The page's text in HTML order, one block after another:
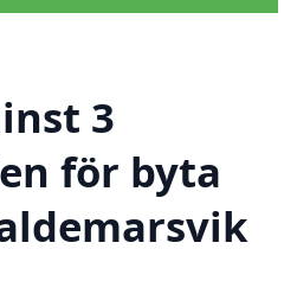
3
för byta